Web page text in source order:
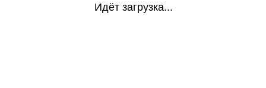
Идёт загрузка...